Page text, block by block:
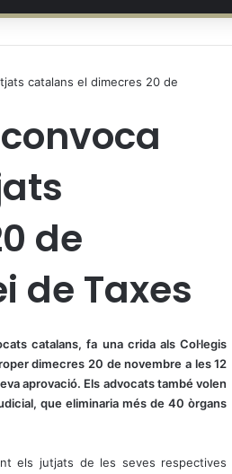
catalans el dimecres 20 de
de
de Taxes
catalans, fa una crida als Col·legis
dimecres 20 de novembre a les 12
aprovació. Els advocats també volen
que eliminaria més de 40 òrgans
els jutjats de les seves respectives